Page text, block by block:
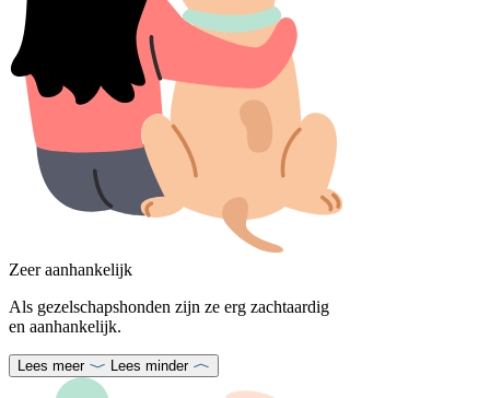
Zeer aanhankelijk
Als gezelschapshonden zijn ze erg zachtaardig
en aanhankelijk.
Lees meer Lees minder